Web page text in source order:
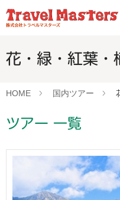
花・緑・紅葉・
HOME 国内ツアー
ツアー 一覧